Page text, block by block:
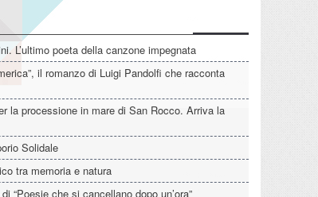
L’ultimo poeta della canzone impegnata
il romanzo di Luigi Pandolfi che racconta
la processione in mare di San Rocco. Arriva la
Solidale
tra memoria e natura
“Poesie che si cancellano dopo un’ora”